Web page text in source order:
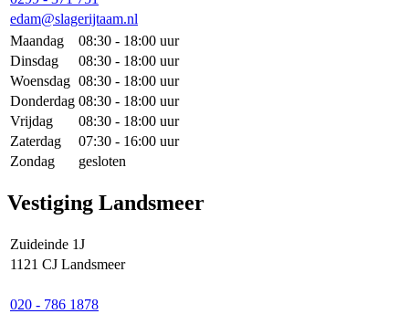
edam@slagerijtaam.nl
Maandag
08:30 - 18:00 uur
Dinsdag
08:30 - 18:00 uur
Woensdag 08:30 - 18:00 uur
Donderdag 08:30 - 18:00 uur
Vrijdag
08:30 - 18:00 uur
Zaterdag
07:30 - 16:00 uur
Zondag
gesloten
Vestiging Landsmeer
Zuideinde 1J
1121 CJ Landsmeer
020 - 786 1878